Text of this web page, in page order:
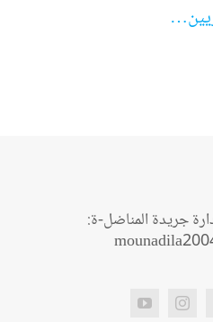
جريدة المناضل-ة: